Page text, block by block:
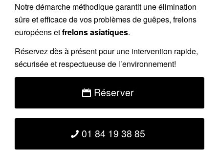
Notre démarche méthodique garantit une élimination
sûre et efficace de vos problèmes de guêpes, frelons
européens etfrelons asiatiques.
Réservezdès à présent pour une intervention rapide,
sécurisée et respectueuse de l’environnement!
Réserver
01 84 19 38 85